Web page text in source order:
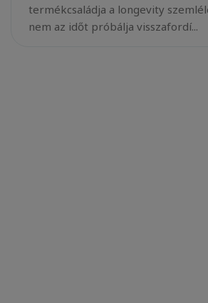
termékcsaládja a longevity
nem az időt próbálja visszafordí...